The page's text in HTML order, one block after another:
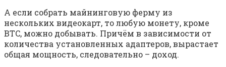
А если собрать майнинговую ферму из
нескольких видеокарт, то любую монету, кроме
BTC, можно добывать. Причём в зависимости от
количества установленных адаптеров, вырастает
общая мощность, следовательно – доход.